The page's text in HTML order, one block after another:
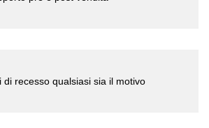
di recesso qualsiasi sia il motivo